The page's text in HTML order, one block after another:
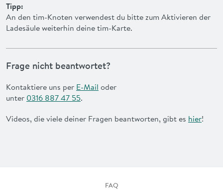
Tipp:
An den tim-Knoten verwendest du bitte zum Aktivieren der
Ladesäule weiterhin deine tim-Karte.
Frage nicht beantwortet?
Kontaktiere uns per E-Mail oder
unter 0316 887 47 55.
Videos, die viele deiner Fragen beantworten, gibt es hier!
FAQ